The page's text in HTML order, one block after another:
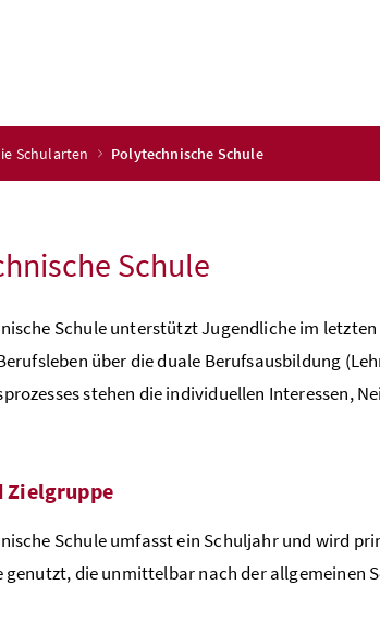
Schularten Polytechnische Schule
Schule
Schule unterstützt Jugendliche im
über die duale Berufsausbildung
stehen die individuellen Interessen,
Zielgruppe
Schule umfasst ein Schuljahr und wird
genutzt, die unmittelbar nach der allgemeinen